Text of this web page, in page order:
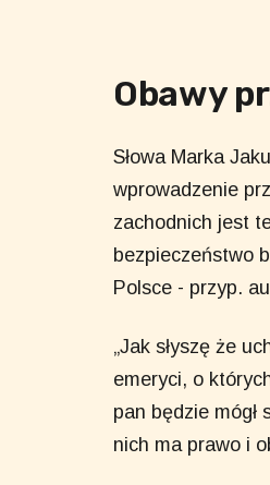
Obawy
Słowa Marka
wprowadzenie
zachodnich jest
bezpieczeństwo
Polsce - przyp.
„Jak słyszę że
emeryci, o
pan będzie
nich ma prawo i